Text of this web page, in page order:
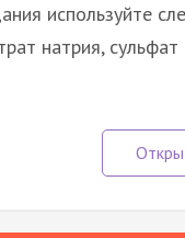
используйте
натрия,